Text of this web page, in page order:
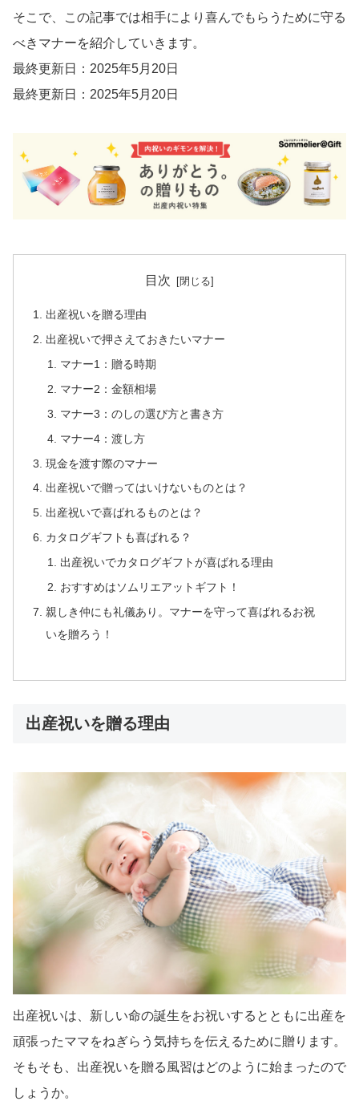
そこで、この記事では相手により喜んでもらうために守る
べきマナーを紹介していきます。
最終更新日：2025年5月20日
最終更新日：2025年5月20日
目次
出産祝いを贈る理由
出産祝いで押さえておきたいマナー
マナー1：贈る時期
マナー2：金額相場
マナー3：のしの選び方と書き方
マナー4：渡し方
現金を渡す際のマナー
出産祝いで贈ってはいけないものとは？
出産祝いで喜ばれるものとは？
カタログギフトも喜ばれる？
出産祝いでカタログギフトが喜ばれる理由
おすすめはソムリエアットギフト！
親しき仲にも礼儀あり。マナーを守って喜ばれるお祝
いを贈ろう！
出産祝いを贈る理由
出産祝いは、新しい命の誕生をお祝いするとともに出産を
頑張ったママをねぎらう気持ちを伝えるために贈ります。
そもそも、出産祝いを贈る風習はどのように始まったので
しょうか。